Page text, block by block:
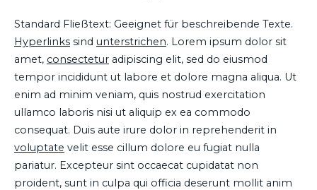
Standard Fließtext: Geeignet für beschreibende Texte.
Hyperlinks sind unterstrichen. Lorem ipsum dolor sit
amet, consectetur adipiscing elit, sed do eiusmod
tempor incididunt ut labore et dolore magna aliqua. Ut
enim ad minim veniam, quis nostrud exercitation
ullamco laboris nisi ut aliquip ex ea commodo
consequat. Duis aute irure dolor in reprehenderit in
voluptate velit esse cillum dolore eu fugiat nulla
pariatur. Excepteur sint occaecat cupidatat non
proident, sunt in culpa qui officia deserunt mollit anim